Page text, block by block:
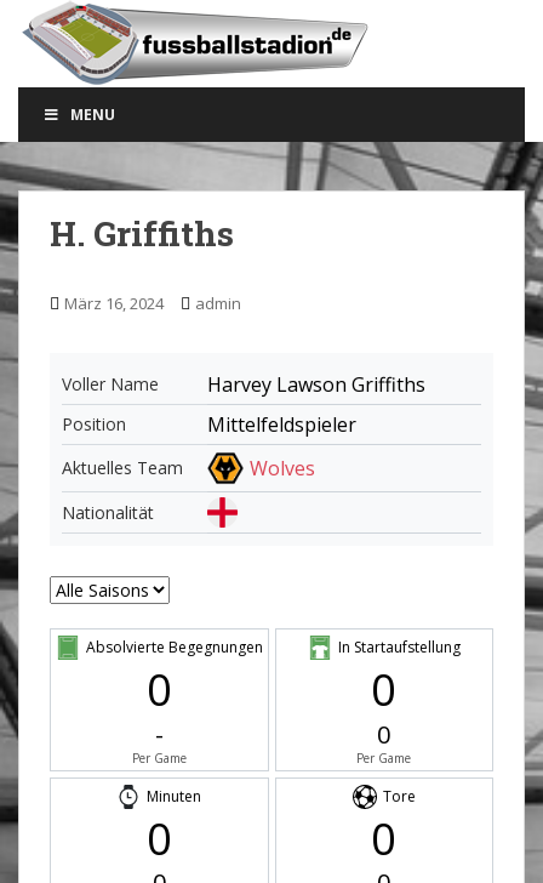
o
m
a
i
c
o
t
MENU
H. Griffiths
März 16, 2024 admin
Voller Name Harvey Lawson Griffiths
Position Mittelfeldspieler
Aktuelles Team Wolves
Nationalität
Absolvierte Begegnungen
0
-
Per Game
In Startaufstellung
0
0
Per Game
Minuten
0
Tore
0